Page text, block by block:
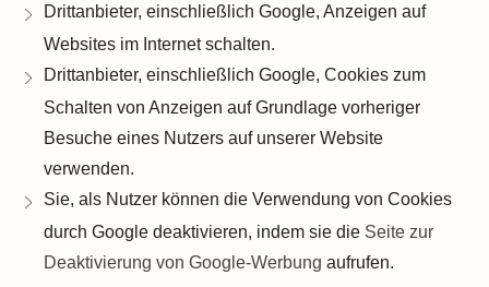
Drittanbieter, einschließlich Google, Anzeigen auf
Websites im Internet schalten.
Drittanbieter, einschließlich Google, Cookies zum
Schalten von Anzeigen auf Grundlage vorheriger
Besuche eines Nutzers auf unserer Website
verwenden.
Sie, als Nutzer können die Verwendung von Cookies
durch Google deaktivieren, indem sie die Seite zur
Deaktivierung von Google-Werbung aufrufen.